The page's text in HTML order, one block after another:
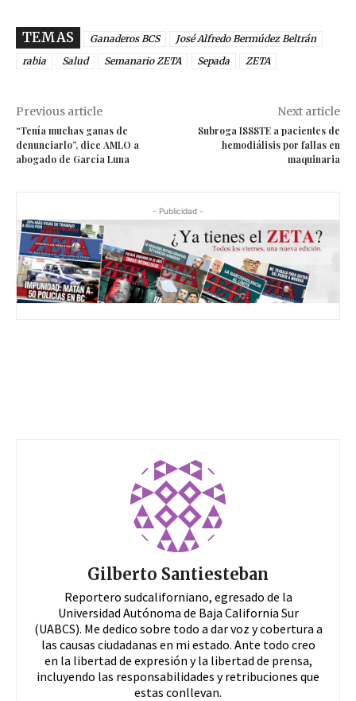
TEMAS Ganaderos BCS
José Alfredo Bermúdez Beltrán
rabia
Salud Semanario ZETA Sepada ZETA
Previous article
“Tenía muchas ganas de
denunciarlo”, dice AMLO a
abogado de García Luna
Next article
Subroga ISSSTE a pacientes de
hemodiálisis por fallas en
maquinaria
- Publicidad -
Gilberto Santiesteban
Reportero sudcaliforniano, egresado de la
Universidad Autónoma de Baja California Sur
(UABCS). Me dedico sobre todo a dar voz y cobertura a
las causas ciudadanas en mi estado. Ante todo creo
en la libertad de expresión y la libertad de prensa,
incluyendo las responsabilidades y retribuciones que
estas conllevan.